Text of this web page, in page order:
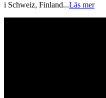
i Schweiz, Finland...Läs mer